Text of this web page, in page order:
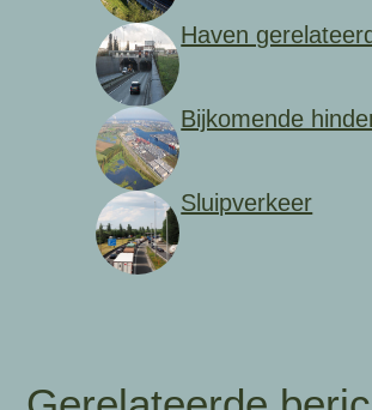
Haven gerelateerd
Bijkomende
Sluipverkeer